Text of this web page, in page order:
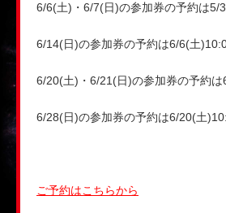
6/6(土)・6/7(日)の参加券の予約は5/
6/14(日)の参加券の予約は6/6(土
6/20(土)・6/21(日)の参加券の予約
6/28(日)の参加券の予約は6/20(土
ご予約はこちらから